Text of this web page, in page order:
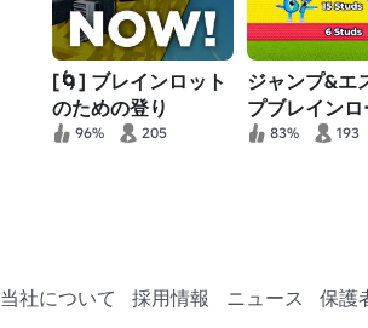
[🌀] ブレインロット
のための登り
96% 205
ジャンプ&エ
プブレイン
83% 193
当社について 採用情報 ニュース 保護